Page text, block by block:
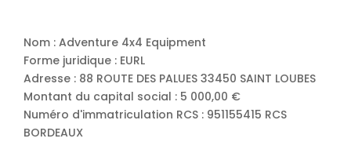
Nom : Adventure 4x4 Equipment
Forme juridique : EURL
Adresse : 88 ROUTE DES PALUES 33450 SAINT LOUBES
Montant du capital social : 5 000,00 €
Numéro d'immatriculation RCS : 951155415 RCS
BORDEAUX